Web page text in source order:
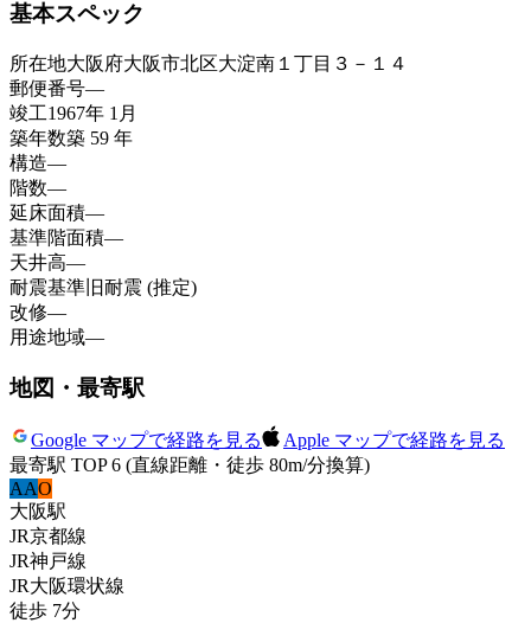
基本スペック
所在地大阪府大阪市北区大淀南１丁目３－１４
郵便番号—
竣工1967年 1月
築年数築 59 年
構造—
階数—
延床面積—
基準階面積—
天井高—
耐震基準 旧耐震 (推定)
改修—
用途地域—
地図・最寄駅
Google マップで経路を見る
Apple マップで経路を見る
最寄駅 TOP 6 (直線距離・徒歩 80m/分換算)
AAO
大阪駅
JR京都線
JR神戸線
JR大阪環状線
徒歩 7分